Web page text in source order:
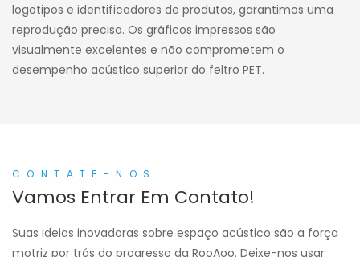
logotipos e identificadores de produtos, garantimos uma
reprodução precisa. Os gráficos impressos são
visualmente excelentes e não comprometem o
desempenho acústico superior do feltro PET.
CONTATE-NOS
Vamos Entrar Em Contato!
Suas ideias inovadoras sobre espaço acústico são a força
motriz por trás do progresso da RooAoo. Deixe-nos usar